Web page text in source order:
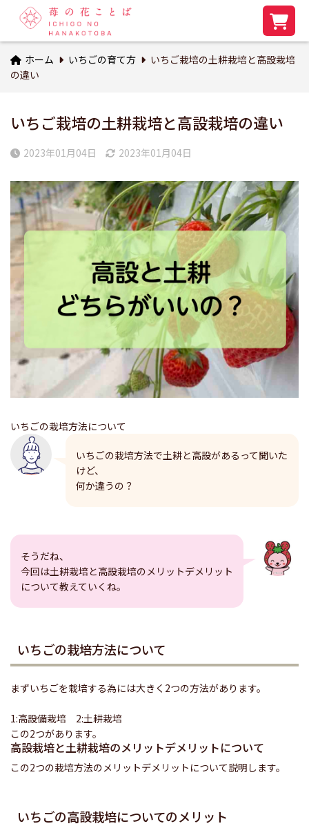
ホーム いちごの育て方
いちご栽培の土耕栽培と高設栽培
の違い
いちご栽培の土耕栽培と高設栽培の違い
2023年01月04日 2023年01月04日
いちごの栽培方法について
いちごの栽培方法で土耕と高設があるって聞いた
けど、
何か違うの？
そうだね、
今回は土耕栽培と高設栽培のメリットデメリット
について教えていくね。
いちごの栽培方法について
まずいちごを栽培する為には大きく2つの方法があります。
1:高設備栽培 2:土耕栽培
この2つがあります。
高設栽培と土耕栽培のメリットデメリットについて
この2つの栽培方法のメリットデメリットについて説明します。
いちごの高設栽培についてのメリット